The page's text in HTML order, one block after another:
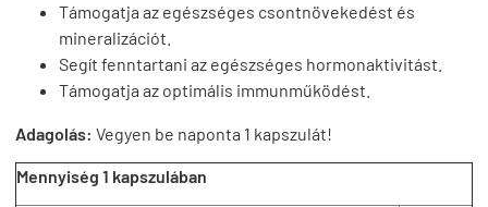
Támogatja az egészséges csontnövekedést és
mineralizációt.
Segít fenntartani az egészséges hormonaktivitást.
Támogatja az optimális immunműködést.
Adagolás: Vegyen be naponta 1 kapszulát!
Mennyiség 1 kapszulában